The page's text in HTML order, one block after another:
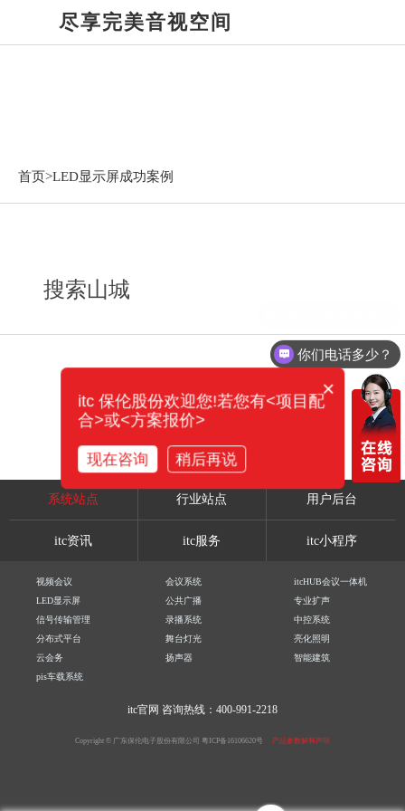
尽享完美音视空间
首页>LED显示屏成功案例
搜索山城
系统站点 行业站点 用户后台
itc资讯 itc服务 itc小程序
视频会议 会议系统
itcHUB会议一体机
LED显示屏
公共广播
专业扩声
信号传输管理
录播系统
中控系统
分布式平台
舞台灯光
亮化照明
云会务
扬声器
智能建筑
pis车载系统
itc官网 咨询热线：400-991-2218
Copyright © 广东保伦电子股份有限公司 粤ICP备16106620号 产品参数解释声明
你们电话多少？
×
itc 保伦股份欢迎您!若您有<项目配
合>或<方案报价>
现在咨询 稍后再说